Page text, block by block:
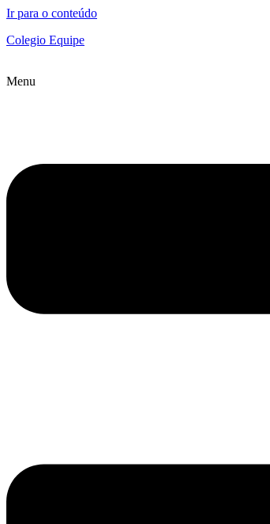
Ir para o conteúdo
Colegio Equipe
Menu